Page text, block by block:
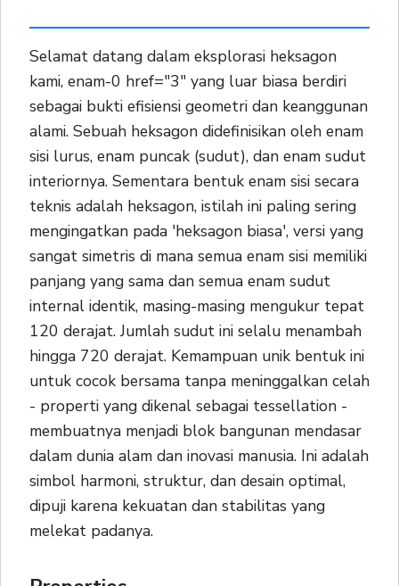
Selamat datang dalam eksplorasi heksagon
kami, enam-0 href="3" yang luar biasa berdiri
sebagai bukti efisiensi geometri dan keanggunan
alami. Sebuah heksagon didefinisikan oleh enam
sisi lurus, enam puncak (sudut), dan enam sudut
interiornya. Sementara bentuk enam sisi secara
teknis adalah heksagon, istilah ini paling sering
mengingatkan pada 'heksagon biasa', versi yang
sangat simetris di mana semua enam sisi memiliki
panjang yang sama dan semua enam sudut
internal identik, masing-masing mengukur tepat
120 derajat. Jumlah sudut ini selalu menambah
hingga 720 derajat. Kemampuan unik bentuk ini
untuk cocok bersama tanpa meninggalkan celah
- properti yang dikenal sebagai tessellation -
membuatnya menjadi blok bangunan mendasar
dalam dunia alam dan inovasi manusia. Ini adalah
simbol harmoni, struktur, dan desain optimal,
dipuji karena kekuatan dan stabilitas yang
melekat padanya.